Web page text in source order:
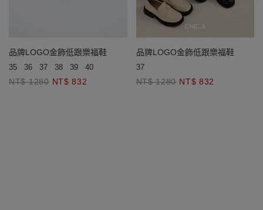
品牌LOGO金飾低跟樂福鞋
35 36 37 38 39 40
NT$ 1280 NT$ 832
品牌LOGO金飾低跟樂福鞋
37
NT$ 1280 NT$ 832